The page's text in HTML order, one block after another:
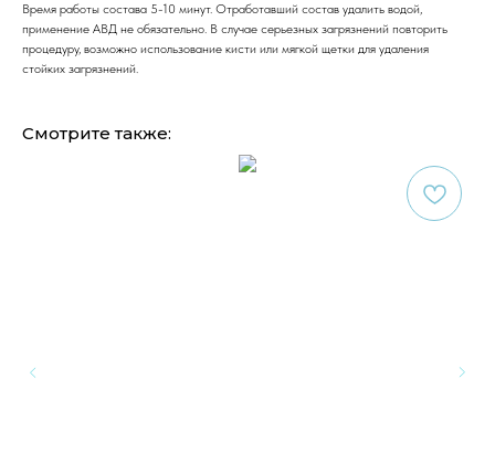
Время работы состава 5-10 минут. Отработавший состав удалить водой,
применение АВД не обязательно. В случае серьезных загрязнений повторить
процедуру, возможно использование кисти или мягкой щетки для удаления
стойких загрязнений.
Смотрите также: